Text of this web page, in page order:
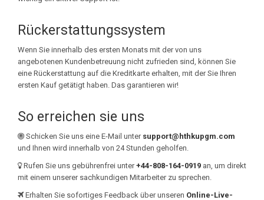
Rückerstattungssystem
Wenn Sie innerhalb des ersten Monats mit der von uns
angebotenen Kundenbetreuung nicht zufrieden sind, können Sie
eine Rückerstattung auf die Kreditkarte erhalten, mit der Sie Ihren
ersten Kauf getätigt haben. Das garantieren wir!
So erreichen sie uns
Schicken Sie uns eine E-Mail unter support@hthkupgm.com
und Ihnen wird innerhalb von 24 Stunden geholfen.
Rufen Sie uns gebührenfrei unter+44-808-164-0919 an, um direkt
mit einem unserer sachkundigen Mitarbeiter zu sprechen.
Erhalten Sie sofortiges Feedback über unseren Online-Live-